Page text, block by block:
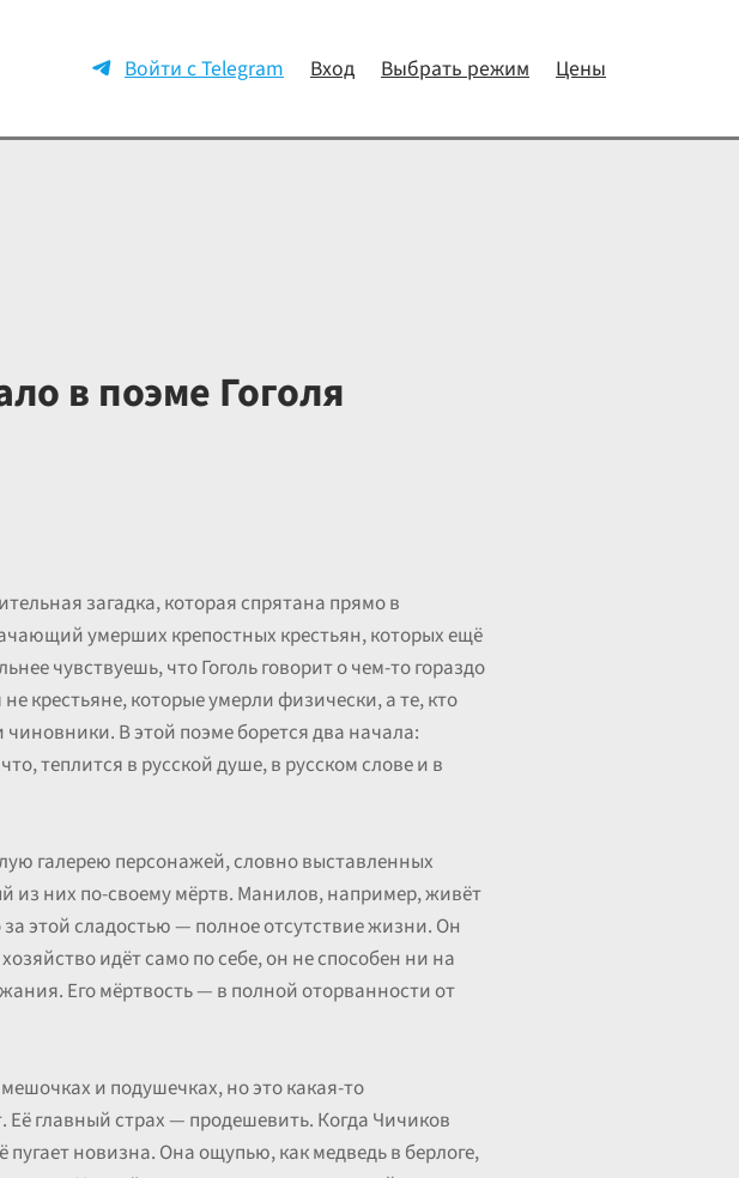
Войти с Telegram Вход Выбрать режим Цены
в поэме Гоголя
загадка, которая спрятана прямо в
умерших крепостных крестьян, которых ещё
чувствуешь, что Гоголь говорит о чем-то гораздо
крестьяне, которые умерли физически, а те, кто
В этой поэме борется два начала:
теплится в русской душе, в русском слове и в
галерею персонажей, словно выставленных
них по-своему мёртв. Манилов, например, живёт
за этой сладостью — полное отсутствие жизни. Он
идёт само по себе, он не способен ни на
Его мёртвость — в полной оторванности от
и подушечках, но это какая-то
главный страх — продешевить. Когда Чичиков
новизна. Она ощупью, как медведь в берлоге,